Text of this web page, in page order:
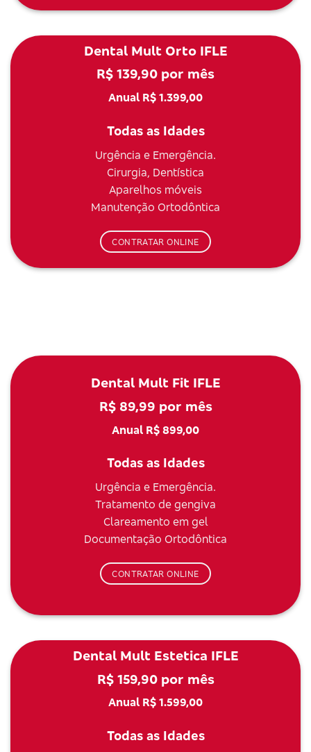
Dental Mult Orto IFLE
R$ 139,90 por mês
Anual R$ 1.399,00
Todas as Idades
Urgência e Emergência.
Cirurgia, Dentística
Aparelhos móveis
Manutenção Ortodôntica
CONTRATAR ONLINE
Dental Mult Fit IFLE
R$ 89,99 por mês
Anual R$ 899,00
Todas as Idades
Urgência e Emergência.
Tratamento de gengiva
Clareamento em gel
Documentação Ortodôntica
CONTRATAR ONLINE
Dental Mult Estetica IFLE
R$ 159,90 por mês
Anual R$ 1.599,00
Todas as Idades